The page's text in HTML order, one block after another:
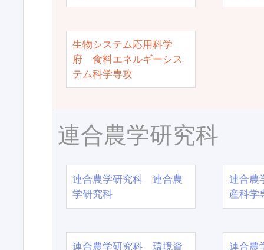
生物システム応用科学
府 食料エネルギーシス
テム科学専攻
連合農学研究科
連合農学研究科 連合農
学研究科
連合農
産科学
連合農学研究科 環境資
連合農